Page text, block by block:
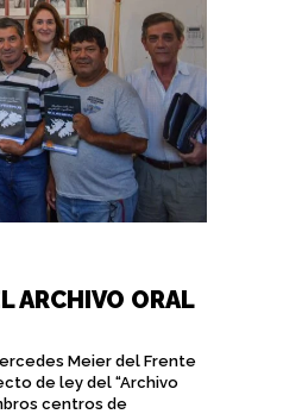
ARCHIVO ORAL
Meier del Frente
de ley del “Archivo
centros de